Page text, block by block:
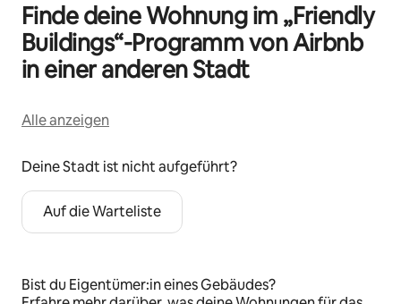
Finde deine Wohnung im „Friendly
Buildings“-Programm von Airbnb
in einer anderen Stadt
Alle anzeigen
Deine Stadt ist nicht aufgeführt?
Auf die Warteliste
Bist du Eigentümer:in eines Gebäudes?